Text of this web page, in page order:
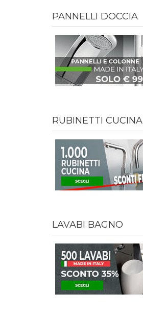
PANNELLI DOCCIA
RUBINETTI CUCINA
LAVABI BAGNO